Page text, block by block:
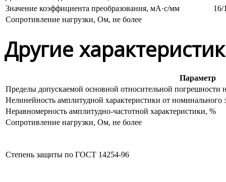
Значение коэффициента преобразования, мА·с/мм
16/
Сопротивление нагрузки, Ом, не более
Другие
Параметр
Пределы допускаемой основной относительной погрешности
Нелинейность амплитудной характеристики от номинального
Неравномерность амплитудно-частотной характеристики, %
Сопротивление нагрузки, Ом, не более
Степень защиты по ГОСТ 14254-96